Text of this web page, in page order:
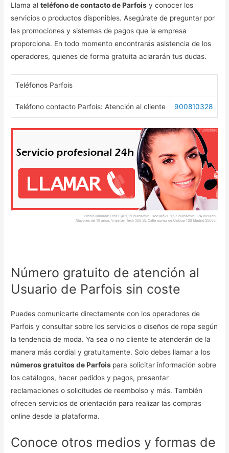
Llama alteléfono de contacto de Parfois y conocer los
servicios o productos disponibles. Asegúrate de preguntar por
las promociones y sistemas de pagos que la empresa
proporciona. En todo momento encontrarás asistencia de los
operadores, quienes de forma gratuita aclararán tus dudas.
Teléfonos Parfois
Teléfono contacto Parfois: Atención al cliente 900810328
Número gratuito de atención al
Usuario de Parfois sin coste
Puedes comunicarte directamente con los operadores de
Parfois y consultar sobre los servicios o diseños de ropa según
la tendencia de moda. Ya sea o no cliente te atenderán de la
manera más cordial y gratuitamente. Solo debes llamar a los
números gratuitos de Parfois para solicitar información sobre
los catálogos, hacer pedidos y pagos, presentar
reclamaciones o solicitudes de reembolso y más. También
ofrecen servicios de orientación para realizar las compras
online desde la plataforma.
Conoce otros medios y formas de